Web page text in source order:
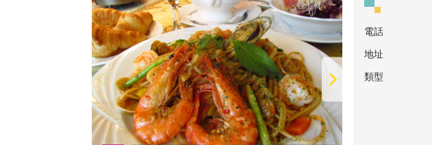
電話
地址
類型